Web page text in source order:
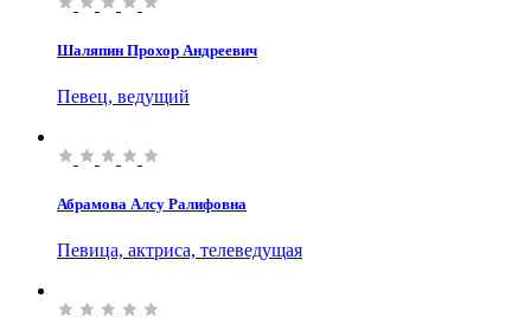
Шаляпин Прохор Андреевич
Певец, ведущий
Абрамова Алсу Ралифовна
Певица, актриса, телеведущая